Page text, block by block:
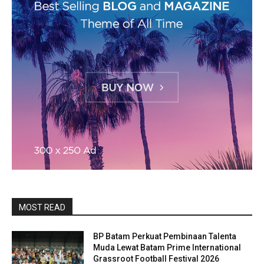
MOST READ
BP Batam Perkuat Pembinaan Talenta
Muda Lewat Batam Prime International
Grassroot Football Festival 2026